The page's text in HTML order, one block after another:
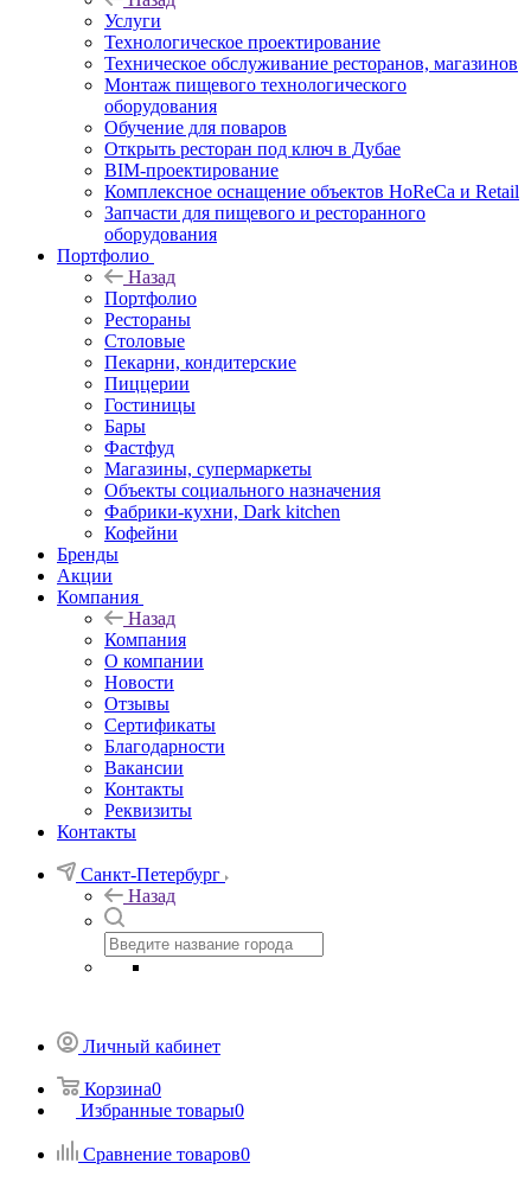
Услуги
Технологическое проектирование
Техническое обслуживание ресторанов, магазинов
Монтаж пищевого технологического
оборудования
Обучение для поваров
Открыть ресторан под ключ в Дубае
BIM-проектирование
Комплексное оснащение объектов HoReCa и Retail
Запчасти для пищевого и ресторанного
оборудования
Портфолио
Назад
Портфолио
Рестораны
Столовые
Пекарни, кондитерские
Пиццерии
Гостиницы
Бары
Фастфуд
Магазины, супермаркеты
Объекты социального назначения
Фабрики-кухни, Dark kitchen
Кофейни
Бренды
Акции
Компания
Назад
Компания
О компании
Новости
Отзывы
Сертификаты
Благодарности
Вакансии
Контакты
Реквизиты
Контакты
Санкт-Петербург
Назад
Личный кабинет
Корзина0
Избранные товары0
Сравнение товаров0